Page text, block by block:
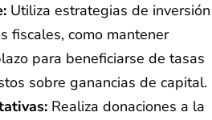
Utiliza estrategias de inversión
fiscales, como mantener
para beneficiarse de tasas
sobre ganancias de capital.
Realiza donaciones a la